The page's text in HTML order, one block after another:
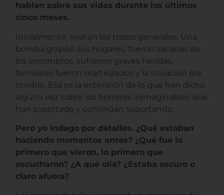
hablan sobre sus vidas durante los últimos
cinco meses.
Inicialmente, relatan los trazos generales: Una
bomba golpeó sus hogares, fueron sacadas de
los escombros, sufrieron graves heridas,
familiares fueron martirizados y la situación era
terrible. Esa es la extensión de lo que han dicho
alguna vez sobre los horrores inimaginables que
han soportado y continúan soportando.
Pero yo indago por detalles. ¿Qué estaban
haciendo momentos antes? ¿Qué fue lo
primero que vieron, lo primero que
escucharon? ¿A qué olía? ¿Estaba oscuro o
claro afuera?